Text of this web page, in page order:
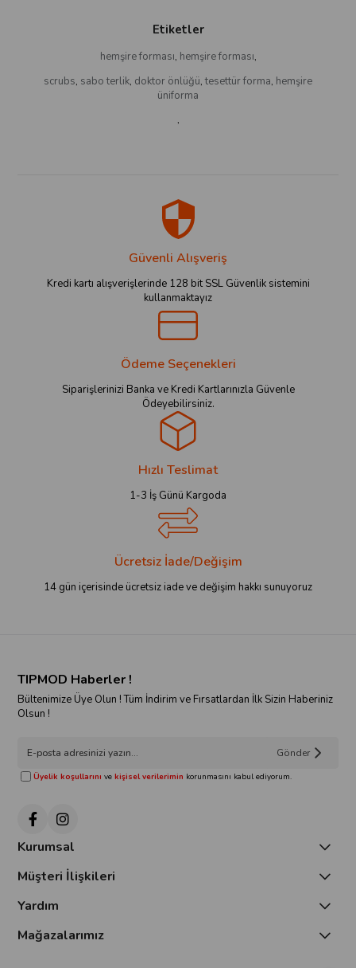
Etiketler
hemşire forması, hemşire forması,
scrubs, sabo terlik, doktor önlüğü, tesettür forma, hemşire
üniforma
,
Güvenli Alışveriş
Kredi kartı alışverişlerinde 128 bit SSL Güvenlik sistemini
kullanmaktayız
Ödeme Seçenekleri
Siparişlerinizi Banka ve Kredi Kartlarınızla Güvenle
Ödeyebilirsiniz.
Hızlı Teslimat
1-3 İş Günü Kargoda
Ücretsiz İade/Değişim
14 gün içerisinde ücretsiz iade ve değişim hakkı sunuyoruz
TIPMOD Haberler !
Bültenimize Üye Olun ! Tüm İndirim ve Fırsatlardan İlk Sizin Haberiniz
Olsun !
Gönder
Üyelik koşullarını vekişisel verilerimin korunmasını kabul ediyorum.
Kurumsal
Müşteri İlişkileri
Yardım
Mağazalarımız